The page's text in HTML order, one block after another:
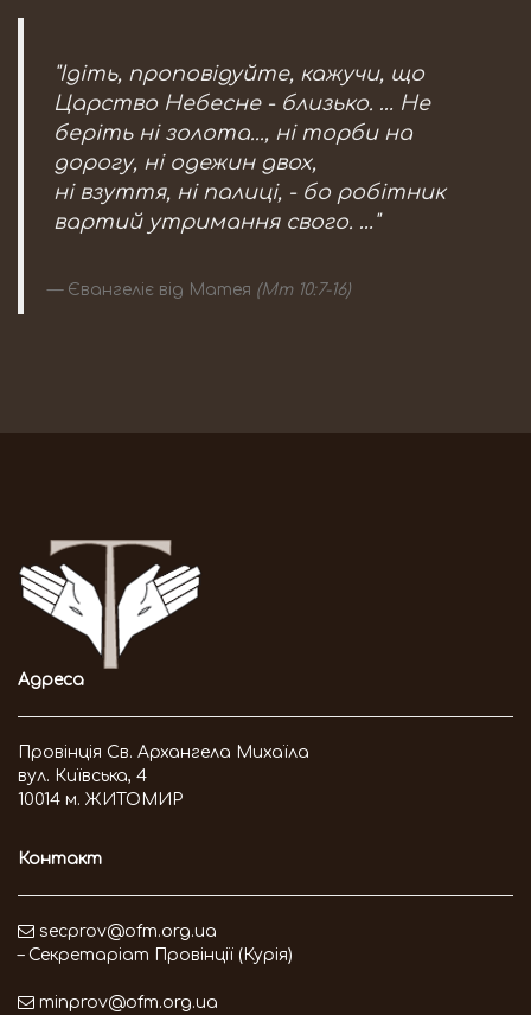
"Ідіть, проповідуйте, кажучи, що
Царство Небесне - близько. … Не
беріть ні золота..., ні торби на
дорогу, ні одежин двох,
ні взуття, ні палиці, - бо робітник
вартий утримання свого. …"
Євангеліє від Матея (Мт 10:7-16)
Адреса
Провінція Св. Архангела Михаїла
вул. Київська, 4
10014 м. ЖИТОМИР
Контакт
secprov@ofm.org.ua
– Секретаріат Провінції (Курія)
minprov@ofm.org.ua